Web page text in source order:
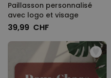
Paillasson personnalisé
avec logo et visage
39,99 CHF